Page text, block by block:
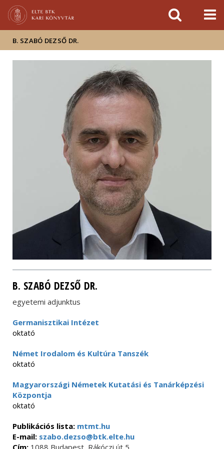
sajtóban
B. SZABÓ DEZSŐ DR.
B. SZABÓ DEZSŐ DR.
egyetemi adjunktus
Germanisztikai Intézet
oktató
Német Irodalom és Kultúra Tanszék
oktató
Magyarországi Németek Kutatási és Tanárképzési
Központja
oktató
Publikációs lista: mtmt.hu
E-mail: szabo.dezso@btk.elte.hu
Cím: 1088 Budapest, Rákóczi út 5.